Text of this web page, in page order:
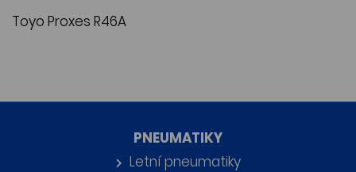
Toyo Proxes R46A
PNEUMATIKY
Letní pneumatiky